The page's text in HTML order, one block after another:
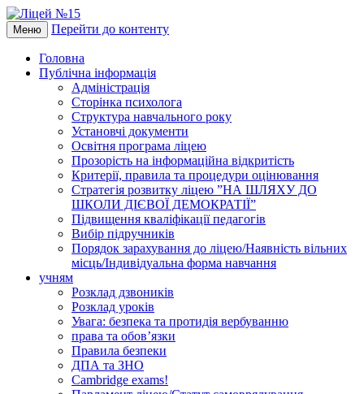
Меню Перейти до контенту
Головна
Публічна інформація
Адміністрація
Сторінка психолога
Структура навчального року
Установчі документи
Освітня програма ліцею
Прозорість на інформаційна відкритість
Критерії, правила та процедури оцінювання
Стратегія розвитку ліцею ”НА ШЛЯХУ ДО
ШКОЛИ ДІЄВОЇ ДЕМОКРАТІЇ”
Підвищення кваліфікації педагогів
Вибір підручників
Порядок зарахування до ліцею/Наявність вільних
місць/Індивідуальна форма навчання
учням
Розклад дзвоників
Розклад уроків
Увага: безпека та протидія вербуванню
права та обов’язки
Правила безпеки
ДПА та ЗНО
Cambridge exams!